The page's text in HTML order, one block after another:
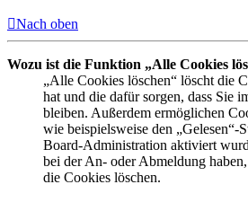
Nach oben
Wozu ist die Funktion „Alle Cookies
„Alle Cookies löschen“ löscht die
hat und die dafür sorgen, dass Sie
bleiben. Außerdem ermöglichen
wie beispielsweise den „Gelesen“-
Board-Administration aktiviert
bei der An- oder Abmeldung
die Cookies löschen.